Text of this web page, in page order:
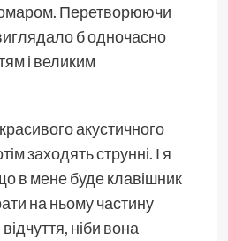
Перетворюючи
б одночасно
і великим
акустичного
заходять струнні. І я
в мене буде клавішник
на ньому частину
ніби вона